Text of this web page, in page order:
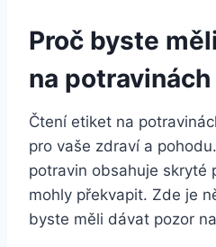
Proč byste
na potravinách
Čtení etiket na
pro vaše zdraví a
potravin obsahuje skryté
mohly překvapit. Zde je
byste měli dávat pozor